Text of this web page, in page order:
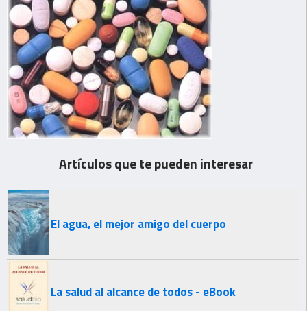
Artículos que te pueden interesar
El agua, el mejor amigo del cuerpo
La salud al alcance de todos - eBook